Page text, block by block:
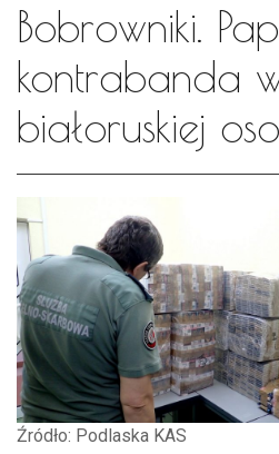
Bobrowniki.
kontrabanda
białoruskiej
Źródło: Podlaska KAS